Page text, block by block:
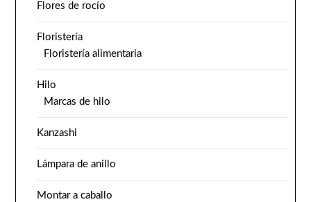
Flores de rocío
Floristería
Floristería alimentaria
Hilo
Marcas de hilo
Kanzashi
Lámpara de anillo
Montar a caballo